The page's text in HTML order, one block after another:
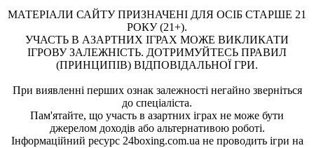
МАТЕРІАЛИ САЙТУ ПРИЗНАЧЕНІ ДЛЯ ОСІБ СТАРШЕ 21
РОКУ (21+).
УЧАСТЬ В АЗАРТНИХ ІГРАХ МОЖЕ ВИКЛИКАТИ
ІГРОВУ ЗАЛЕЖНІСТЬ. ДОТРИМУЙТЕСЬ ПРАВИЛ
(ПРИНЦИПІВ) ВІДПОВІДАЛЬНОЇ ГРИ.
При виявленні перших ознак залежності негайно зверніться
до спеціаліста.
Пам'ятайте, що участь в азартних іграх не може бути
джерелом доходів або альтернативою роботі.
Інформаційний ресурс 24boxing.com.ua не проводить ігри на